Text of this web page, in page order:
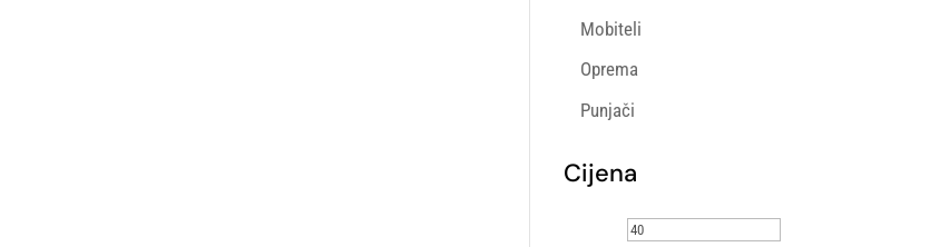
Mobiteli
Oprema
Punjači
Cijena
Min